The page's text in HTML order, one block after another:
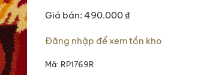
Giá bán: 490.000 ₫
Đăng nhập để xem tồn kho
Mã: RP1769R